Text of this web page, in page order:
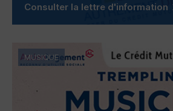
Consulter la lettre d'information
MUSIQUE